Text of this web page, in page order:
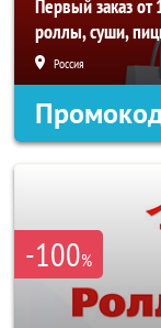
Первый заказ
роллы, суши,
Россия
-100%